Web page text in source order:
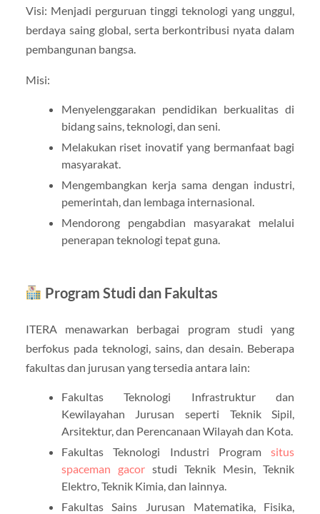
Visi: Menjadi perguruan tinggi teknologi yang unggul,
berdaya saing global, serta berkontribusi nyata dalam
pembangunan bangsa.
Misi:
Menyelenggarakan pendidikan berkualitas di
bidang sains, teknologi, dan seni.
Melakukan riset inovatif yang bermanfaat bagi
masyarakat.
Mengembangkan kerja sama dengan industri,
pemerintah, dan lembaga internasional.
Mendorong pengabdian masyarakat melalui
penerapan teknologi tepat guna.
Program Studi dan Fakultas
ITERA menawarkan berbagai program studi yang
berfokus pada teknologi, sains, dan desain. Beberapa
fakultas dan jurusan yang tersedia antara lain:
Fakultas Teknologi Infrastruktur dan
Kewilayahan Jurusan seperti Teknik Sipil,
Arsitektur, dan Perencanaan Wilayah dan Kota.
Fakultas Teknologi Industri Programsitus
spaceman gacorstudi Teknik Mesin, Teknik
Elektro, Teknik Kimia, dan lainnya.
Fakultas Sains Jurusan Matematika, Fisika,